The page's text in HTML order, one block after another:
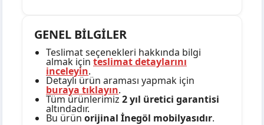
GENEL BİLGİLER
Teslimat seçenekleri hakkında bilgi
almak için teslimat detaylarını
inceleyin.
Detaylı ürün araması yapmak için
buraya tıklayın.
Tüm ürünlerimiz 2 yıl üretici garantisi
altındadır.
Bu ürün orijinal İnegöl mobilyasıdır.